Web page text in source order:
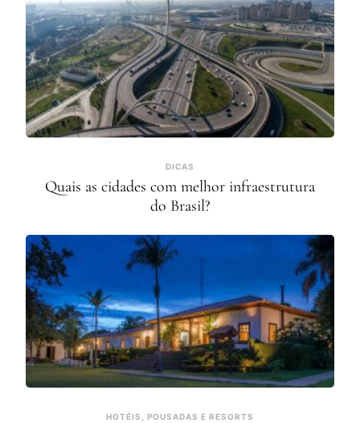
DICAS
Quais as cidades com melhor infraestrutura
do Brasil?
HOTÉIS, POUSADAS E RESORTS